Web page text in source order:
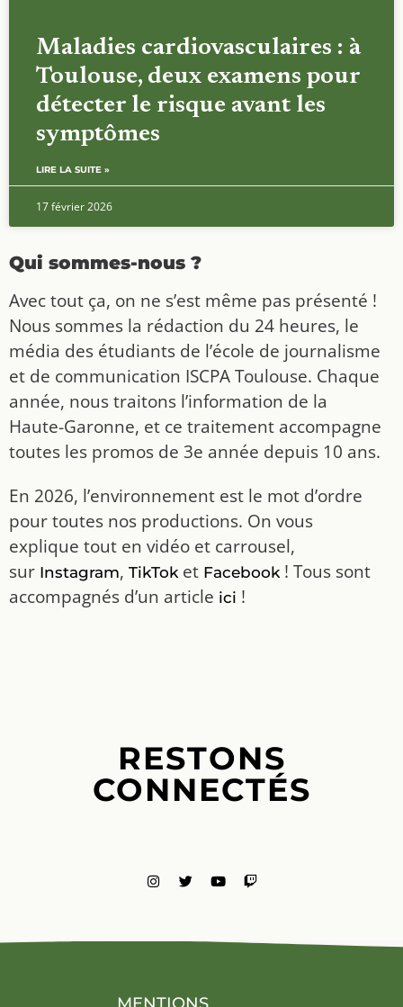
Maladies cardiovasculaires : à
Toulouse, deux examens pour
détecter le risque avant les
symptômes
LIRE LA SUITE »
17 février 2026
Qui sommes-nous ?
Avec tout ça, on ne s’est même pas présenté !
Nous sommes la rédaction du 24 heures, le
média des étudiants de l’école de journalisme
et de communication ISCPA Toulouse. Chaque
année, nous traitons l’information de la
Haute-Garonne, et ce traitement accompagne
toutes les promos de 3e année depuis 10 ans.
En 2026, l’environnement est le mot d’ordre
pour toutes nos productions. On vous
explique tout en vidéo et carrousel,
sur Instagram, TikToket Facebook! Tous sont
accompagnés d’un article ici !
RESTONS
CONNECTÉS